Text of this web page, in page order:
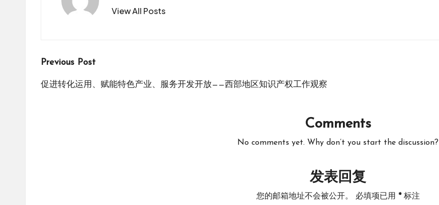
View All Posts
Post
navigation
Previous Post
促进转化运用、赋能特色产业、服务开发开放——西部地区知识产权工作观察
Comments
No comments yet. Why don’t you start the discussion?
发表回复
您的邮箱地址不会被公开。 必填项已用 *标注